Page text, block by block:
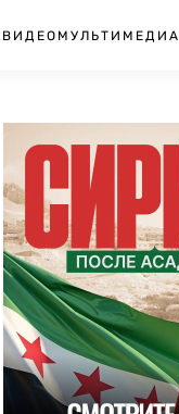
ВИДЕО МУЛЬТИМЕДИА